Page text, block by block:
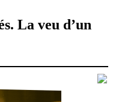
La veu d’un